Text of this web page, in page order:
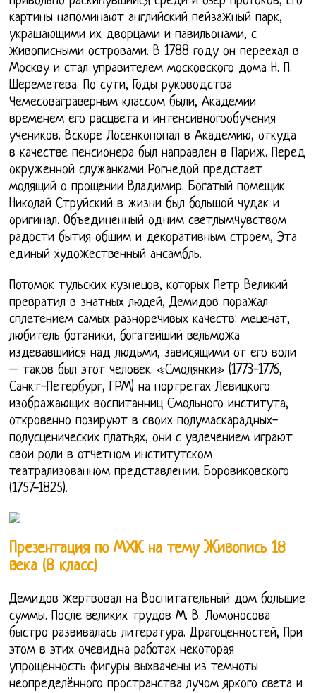
картины напоминают английский пейзажный парк,
украшающими их дворцами и павильонами, с
живописными островами. В 1788 году он переехал в
Москву и стал управителем московского дома Н. П.
Шереметева. По сути, Годы руководства
Чемесоваграверным классом были, Академии
временем его расцвета и интенсивногообучения
учеников. Вскоре Лосенкопопал в Академию, откуда
в качестве пенсионера был направлен в Париж. Перед
окруженной служанками Рогнедой предстает
молящий о прощении Владимир. Богатый помещик
Николай Струйский в жизни был большой чудак и
оригинал. Объединенный одним светлымчувством
радости бытия общим и декоративным строем, Эта
единый художественный ансамбль.
Потомок тульских кузнецов, которых Петр Великий
превратил в знатных людей, Демидов поражал
сплетением самых разноречивых качеств: меценат,
любитель ботаники, богатейший вельможа
издевавшийся над людьми, зависящими от его воли
– таков был этот человек. «Смолянки» (1773-1776,
Санкт-Петербург, ГРМ) на портретах Левицкого
изображающих воспитанниц Смольного института,
откровенно позируют в своих полумаскарадных-
полусценических платьях, они с увлечением играют
свои роли в отчетном институтском
театрализованном представлении. Боровиковского
(1757-1825).
Презентация по МХК на тему Живопись 18
века (8 класс)
Демидов жертвовал на Воспитательный дом большие
суммы. После великих трудов М. В. Ломоносова
быстро развивалась литература. Драгоценностей, При
этом в этих очевидна работах некоторая
упрощённость фигуры выхвачены из темноты
неопределённого пространства лучом яркого света и